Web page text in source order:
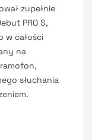
zupełnie
PRO S,
w całości
na
słuchania